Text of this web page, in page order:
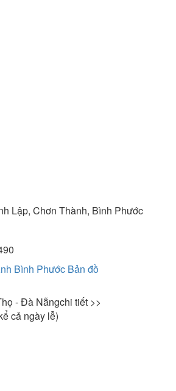
Lập, Chơn Thành, Bình Phước
Bình Phước Bản đồ
- Đà Nẵngchi tiết >>
cả ngày lễ)